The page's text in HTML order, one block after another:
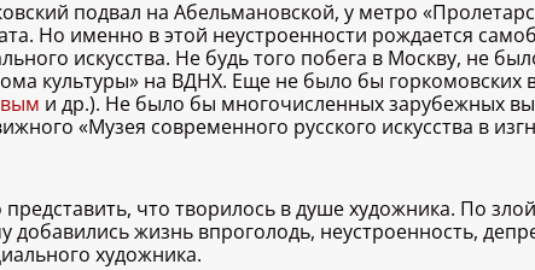
подвал на Абельмановской, у метро
Но именно в этой неустроенности рождается
искусства. Не будь того побега в Москву, не
культуры» на ВДНХ. Еще не было бы горкомовских
и др.). Не было бы многочисленных зарубежных
«Музея современного русского искусства в
что творилось в душе художника. По
жизнь впроголодь, неустроенность,
художника.